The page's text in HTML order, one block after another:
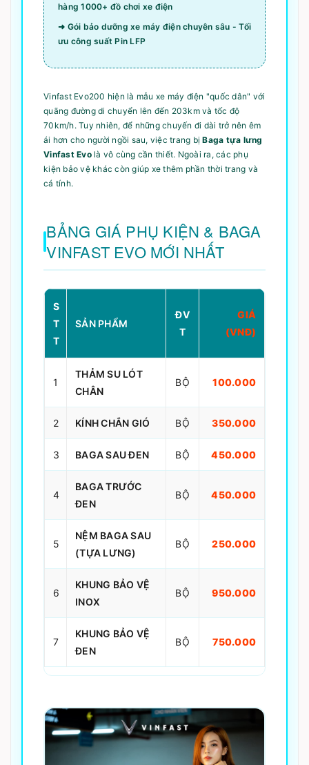
hàng 1000+ đồ chơi xe điện
➜ Gói bảo dưỡng xe máy điện chuyên sâu - Tối
ưu công suất Pin LFP
Vinfast Evo200 hiện là mẫu xe máy điện "quốc dân" với
quãng đường di chuyển lên đến 203km và tốc độ
70km/h. Tuy nhiên, để những chuyến đi dài trở nên êm
ái hơn cho người ngồi sau, việc trang bịBaga tựa lưng
Vinfast Evolà vô cùng cần thiết. Ngoài ra, các phụ
kiện bảo vệ khác còn giúp xe thêm phần thời trang và
cá tính.
BẢNG GIÁ PHỤ KIỆN & BAGA
VINFAST EVO MỚI NHẤT
S
T
T
SẢN PHẨM
ĐV
T
GIÁ
(VNĐ)
1
THẢM SU LÓT
CHÂN
BỘ 100.000
2 KÍNH CHẮN GIÓ BỘ 350.000
3 BAGA SAU ĐEN BỘ 450.000
4
BAGA TRƯỚC
ĐEN
BỘ 450.000
5
NỆM BAGA SAU
(TỰA LƯNG)
BỘ 250.000
6
KHUNG BẢO VỆ
INOX
BỘ 950.000
7
KHUNG BẢO VỆ
ĐEN
BỘ 750.000